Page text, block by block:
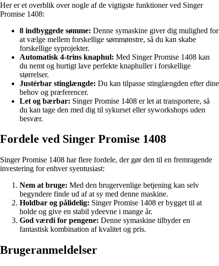
Her er et overblik over nogle af de vigtigste funktioner ved Singer
Promise 1408:
8 indbyggede sømme: Denne symaskine giver dig mulighed for
at vælge mellem forskellige sømmønstre, så du kan skabe
forskellige syprojekter.
Automatisk 4-trins knaphul: Med Singer Promise 1408 kan
du nemt og hurtigt lave perfekte knaphuller i forskellige
størrelser.
Justérbar stinglængde: Du kan tilpasse stinglængden efter dine
behov og præferencer.
Let og bærbar: Singer Promise 1408 er let at transportere, så
du kan tage den med dig til sykurset eller syworkshops uden
besvær.
Fordele ved Singer Promise 1408
Singer Promise 1408 har flere fordele, der gør den til en fremragende
investering for enhver syentusiast:
Nem at bruge: Med den brugervenlige betjening kan selv
begyndere finde ud af at sy med denne maskine.
Holdbar og pålidelig: Singer Promise 1408 er bygget til at
holde og give en stabil ydeevne i mange år.
God værdi for pengene: Denne symaskine tilbyder en
fantastisk kombination af kvalitet og pris.
Brugeranmeldelser